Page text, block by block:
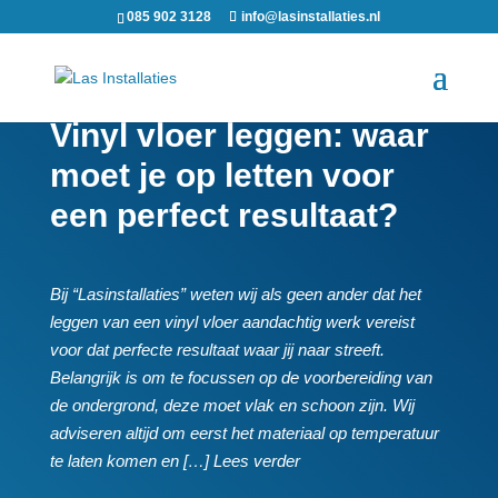
085 902 3128 info@lasinstallaties.nl
Vinyl vloer leggen: waar
moet je op letten voor
een perfect resultaat?
Bij “Lasinstallaties” weten wij als geen ander dat het
leggen van een vinyl vloer aandachtig werk vereist
voor dat perfecte resultaat waar jij naar streeft.​
Belangrijk is om te focussen op de voorbereiding van
de ondergrond, deze moet vlak en schoon zijn.​ Wij
adviseren altijd om eerst het materiaal op temperatuur
te laten komen en […] Lees verder